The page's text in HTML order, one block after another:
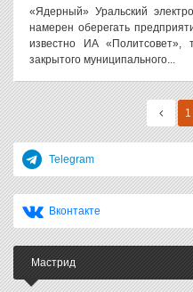
«Ядерный» Уральский
намерен оберегать
известно ИА «Политсовет»,
закрытого муниципального...
1
Telegram
Вконтакте
Мастрид